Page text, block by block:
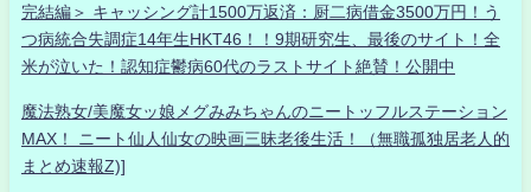
完結編＞ キャッシング計1500万返済：厨二病借金3500万円！う
つ病統合失調症14年生HKT46！！9期研究生、最後のサイト！全
米が泣いた！認知症鬱病60代のラストサイト絶賛！公開中
魔法熟女/美魔女ッ娘メグみみちゃんのニートッフルステーション
MAX！ ニート仙人仙女の映画三昧老後生活！（無職孤独居老人的
まとめ速報Z)]